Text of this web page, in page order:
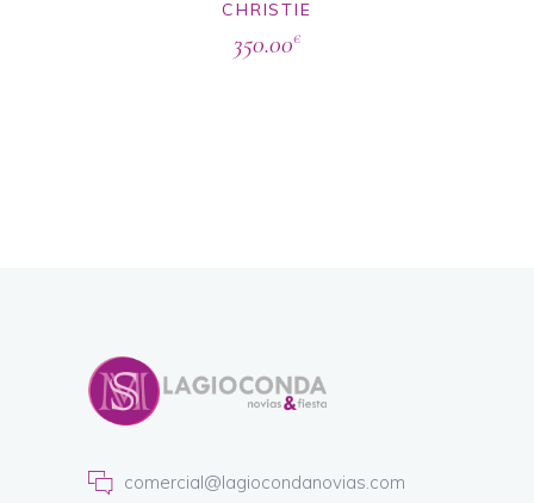
CHRISTIE
350.00€
comercial@lagiocondanovias.com